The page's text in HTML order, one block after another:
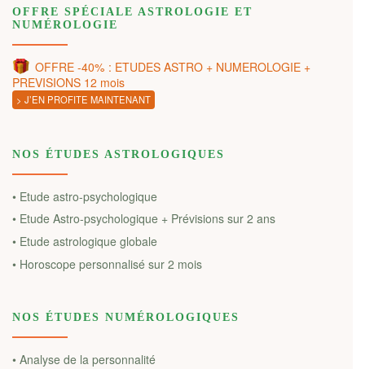
OFFRE SPÉCIALE ASTROLOGIE ET
NUMÉROLOGIE
OFFRE -40% : ETUDES ASTRO + NUMEROLOGIE +
PREVISIONS 12 mois
> J’EN PROFITE MAINTENANT
NOS ÉTUDES ASTROLOGIQUES
• Etude astro-psychologique
• Etude Astro-psychologique + Prévisions sur 2 ans
• Etude astrologique globale
• Horoscope personnalisé sur 2 mois
NOS ÉTUDES NUMÉROLOGIQUES
• Analyse de la personnalité